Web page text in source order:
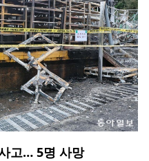
고… 5명 사망